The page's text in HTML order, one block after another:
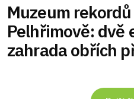
Muzeum
Pelhřimově: dvě
zahrada obřích